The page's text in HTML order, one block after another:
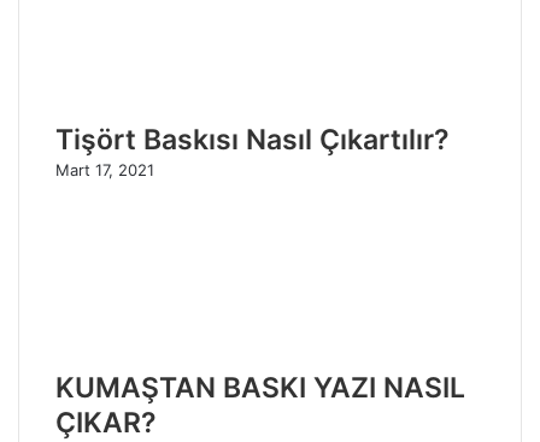
Tişört Baskısı Nasıl Çıkartılır?
Mart 17, 2021
KUMAŞTAN BASKI YAZI NASIL
ÇIKAR?